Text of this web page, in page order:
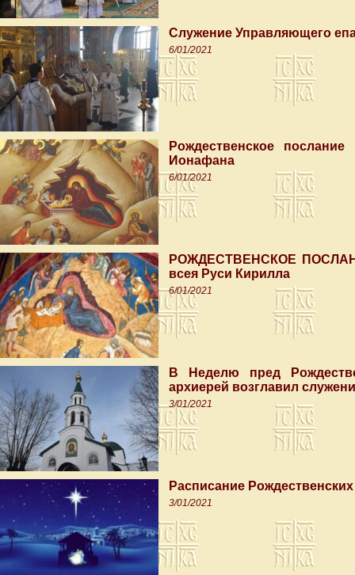
Служение Управляющего
6/01/2021
Рождественское
Ионафана
6/01/2021
РОЖДЕСТВЕНСКОЕ
всея Руси Кирилла
6/01/2021
В Неделю пред
архиерей возглавил
3/01/2021
Расписание
3/01/2021